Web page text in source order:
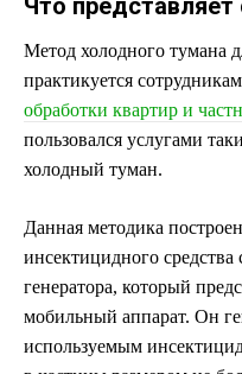
Метод холодного тумана
практикуется
обработки квартир и
пользовался услугами
холодный туман.
Данная методика
инсектицидного
генератора, который
мобильный аппарат. Он
используемым